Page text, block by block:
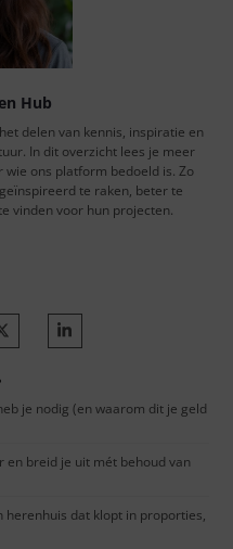
Hub
delen van kennis, inspiratie en
In dit overzicht lees je meer
wie ons platform bedoeld is. Zo
te raken, beter te
vinden voor hun projecten.
je nodig (en waarom dit je geld
breid je uit mét behoud van
dat klopt in proporties,